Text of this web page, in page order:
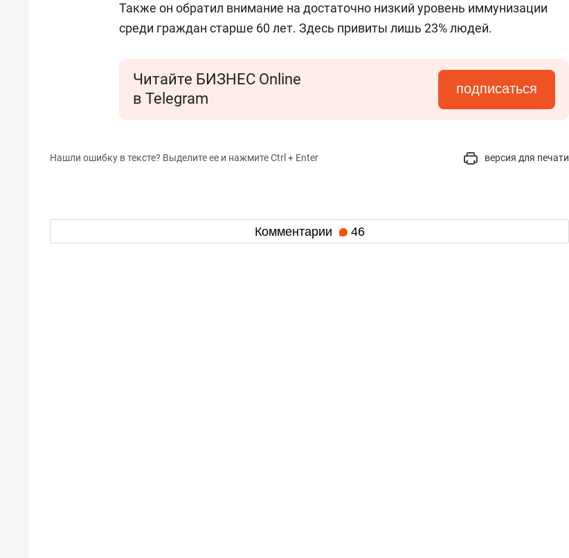
Также он обратил внимание на достаточно низкий уровень иммунизации
среди граждан старше 60 лет. Здесь привиты лишь 23% людей.
Читайте БИЗНЕС Online
в Telegram
подписаться
Нашли ошибку в тексте? Выделите ее и нажмите Ctrl + Enter версия для печати
Комментарии 46